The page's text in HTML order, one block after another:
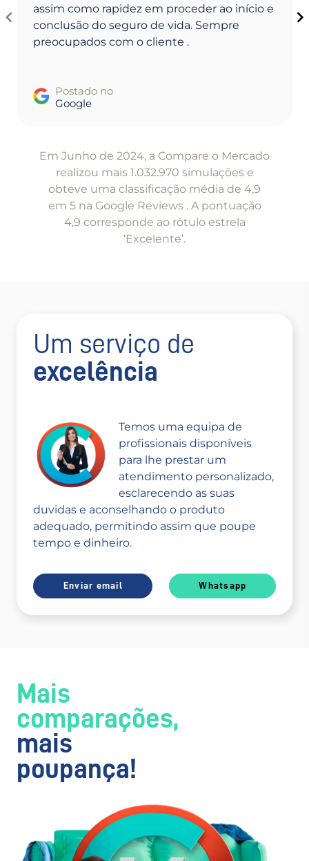
assim como rapidez em proceder ao início e
conclusão do seguro de vida. Sempre
preocupados com o cliente .
Postado no
Google
Em Junho de 2024, a Compare o Mercado
realizou mais 1.032.970 simulações e
obteve uma classificação média de 4,9
em 5 na Google Reviews . A pontuação
4,9 corresponde ao rótulo estrela
‘Excelente’.
Um serviço de
excelência
Temos uma equipa de
profissionais disponíveis
para lhe prestar um
atendimento personalizado,
esclarecendo as suas
duvidas e aconselhando o produto
adequado, permitindo assim que poupe
tempo e dinheiro.
Enviar email Whatsapp
Mais
comparações,
mais
poupança!